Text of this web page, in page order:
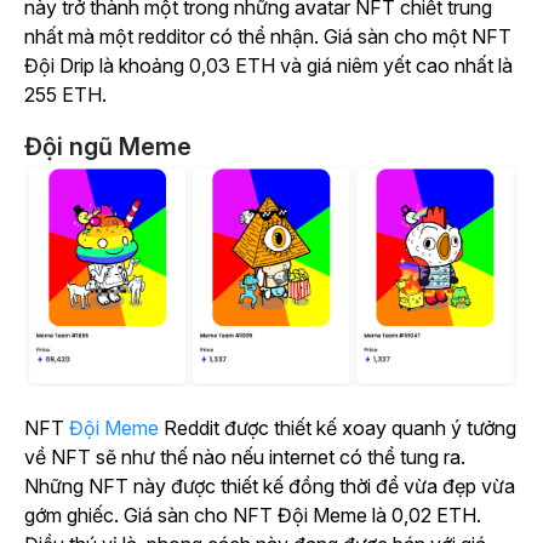
này trở thành một trong những avatar NFT chiết trung
nhất mà một redditor có thể nhận. Giá sàn cho một NFT
Đội Drip là khoảng 0,03 ETH và giá niêm yết cao nhất là
255 ETH.
Đội ngũ Meme
NFT Đội Meme Reddit được thiết kế xoay quanh ý tưởng
về NFT sẽ như thế nào nếu internet có thể tung ra.
Những NFT này được thiết kế đồng thời để vừa đẹp vừa
gớm ghiếc. Giá sàn cho NFT Đội Meme là 0,02 ETH.